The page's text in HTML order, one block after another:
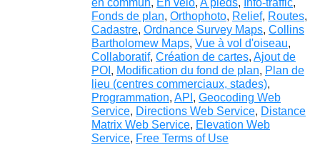
Fonds de plan, Orthophoto, Relief, Routes,
Cadastre, Ordnance Survey Maps, Collins
Bartholomew Maps, Vue à vol d'oiseau,
Collaboratif, Création de cartes, Ajout de
POI , Modification du fond de plan, Plan de
lieu (centres commerciaux, stades),
Programmation, API , Geocoding Web
Service, Directions Web Service, Distance
Matrix Web Service, Elevation Web
Service, Free Terms of Use